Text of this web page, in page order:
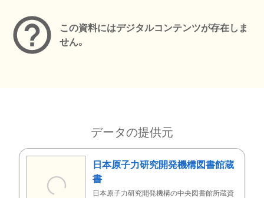
この資料にはデジタルコンテンツが存在しま
せん。
データの提供元
日本原子力研究開発機構図書館蔵
書
日本原子力研究開発機構の中央図書館所蔵資